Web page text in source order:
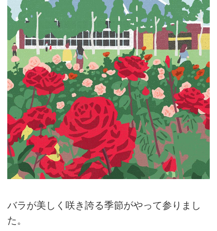
バラが美しく咲き誇る季節がやって参りまし
た。